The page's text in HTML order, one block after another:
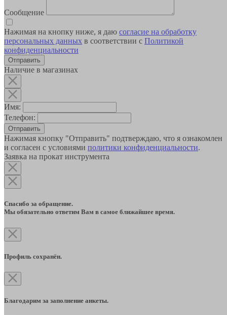
Сообщение
Нажимая на кнопку ниже, я даю согласие на обработку
персональных данных в соответствии с Политикой
конфиденциальности
Наличие в магазинах
Имя:
Телефон:
Отправить
Нажимая кнопку "Отправить" подтверждаю, что я ознакомлен
и согласен с условиями политики конфиденциальности.
Заявка на прокат инструмента
Спасибо за обращение.
Мы обязательно ответим Вам в самое ближайшее время.
Профиль сохранён.
Благодарим за заполнение анкеты.